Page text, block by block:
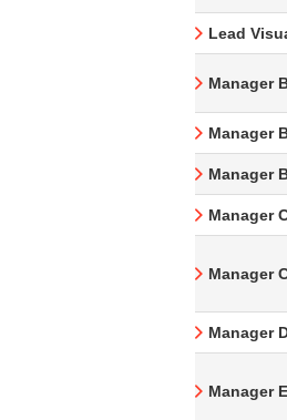
Lead
Manager
Manager
Manager
Manager
Manager
Manager
Manager